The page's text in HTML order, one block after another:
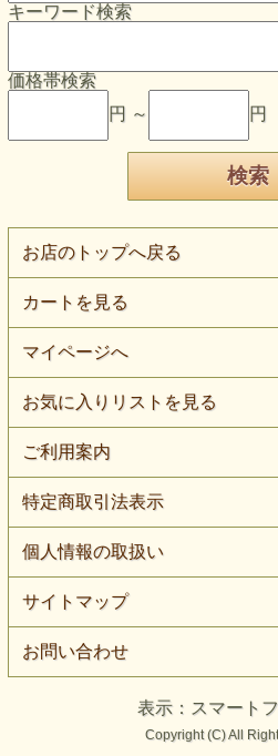
キーワード検索
価格帯検索
円 ～
円
お店のトップへ戻る
カートを見る
マイページへ
お気に入りリストを見る
ご利用案内
特定商取引法表示
個人情報の取扱い
サイトマップ
お問い合わせ
表示：スマートフ
Copyright (C) All